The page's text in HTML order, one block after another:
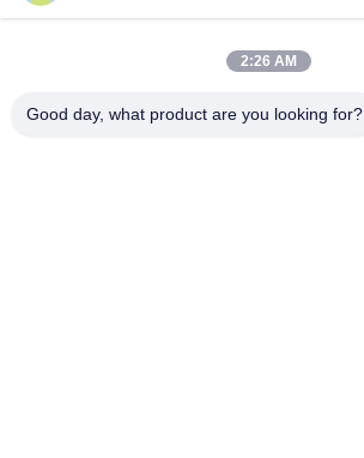
2:26 AM
Good day, what product are you looking for?